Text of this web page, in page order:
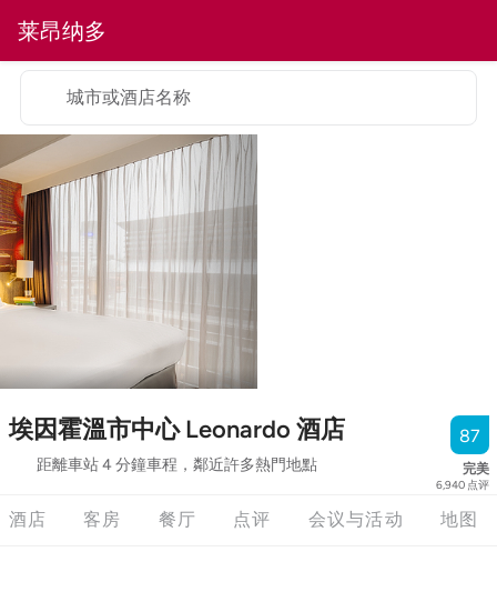
莱昂纳多
埃因霍溫市中心 Leonardo 酒店
距離車站 4 分鐘車程，鄰近許多熱門地點
87
完美
6,940 点评
城市或酒店名称
酒店 客房 餐厅 点评 会议与活动 地图